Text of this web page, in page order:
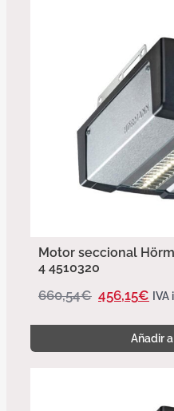
Motor seccional
4 4510320
660,54€ 456,15€ IVA
Añadir